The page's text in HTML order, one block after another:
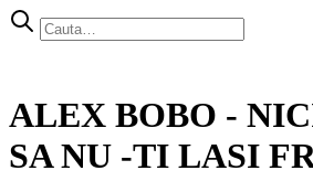
ALEX BOBO -
SA NU -TI LASI